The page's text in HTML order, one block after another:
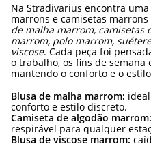
Na Stradivarius encontra
marrons e camisetas
de malha marrom, camisetas
marrom, polo marrom,
viscose. Cada peça foi
o trabalho, os fins de semana
mantendo o conforto e o
Blusa de malha marrom:
conforto e estilo discreto.
Camiseta de algodão marrom:
respirável para qualquer
Blusa de viscose marrom: